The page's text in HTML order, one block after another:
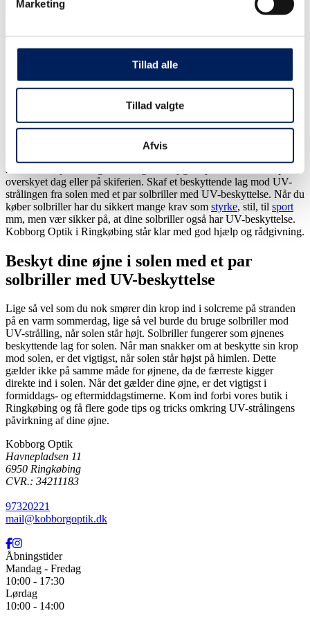
Du kan læse mere om vores brug af cookies og andre
personoplysninger ved at trykke på linket til
Marketing
Tillad alle
Tillad valgte
Afvis
Hvorfor er UV-stråling så farligt?
Hvis du udsætter dine øjne for en forhøjet mængde af UV-stråling,
kan du risikere akutte skader som:
Sneblindhed i form af hornhinde- eller bindehinde-betændelse
Svejseøjne
Ligesom huden kan blive solskoldet og skadet af UV-stråling, så er
øjnene også udsat. Følgerne kan være alvorlige synsforringelser som
solen står højt. Dette gælder i lige så høj grad på stranden som på en
overskyet dag eller på skiferien. Skaf et beskyttende lag mod UV-
strålingen fra solen med et par solbriller med UV-beskyttelse. Når du
køber solbriller har du sikkert mange krav som styrke, stil, til sport
mm, men vær sikker på, at dine solbriller også har UV-beskyttelse.
Kobborg Optik i Ringkøbing står klar med god hjælp og rådgivning.
Beskyt dine øjne i solen med et par
solbriller med UV-beskyttelse
Lige så vel som du nok smører din krop ind i solcreme på stranden
på en varm sommerdag, lige så vel burde du bruge solbriller mod
UV-strålling, når solen står højt. Solbriller fungerer som øjnenes
beskyttende lag for solen. Når man snakker om at beskytte sin krop
mod solen, er det vigtigst, når solen står højst på himlen. Dette
gælder ikke på samme måde for øjnene, da de færreste kigger
direkte ind i solen. Når det gælder dine øjne, er det vigtigst i
formiddags- og eftermiddagstimerne. Kom ind forbi vores butik i
Ringkøbing og få flere gode tips og tricks omkring UV-strålingens
påvirkning af dine øjne.
Kobborg Optik
Havnepladsen 11
6950 Ringkøbing
CVR.: 34211183
97320221
mail@kobborgoptik.dk
Åbningstider
Mandag - Fredag
10:00 - 17:30
Lørdag
10:00 - 14:00